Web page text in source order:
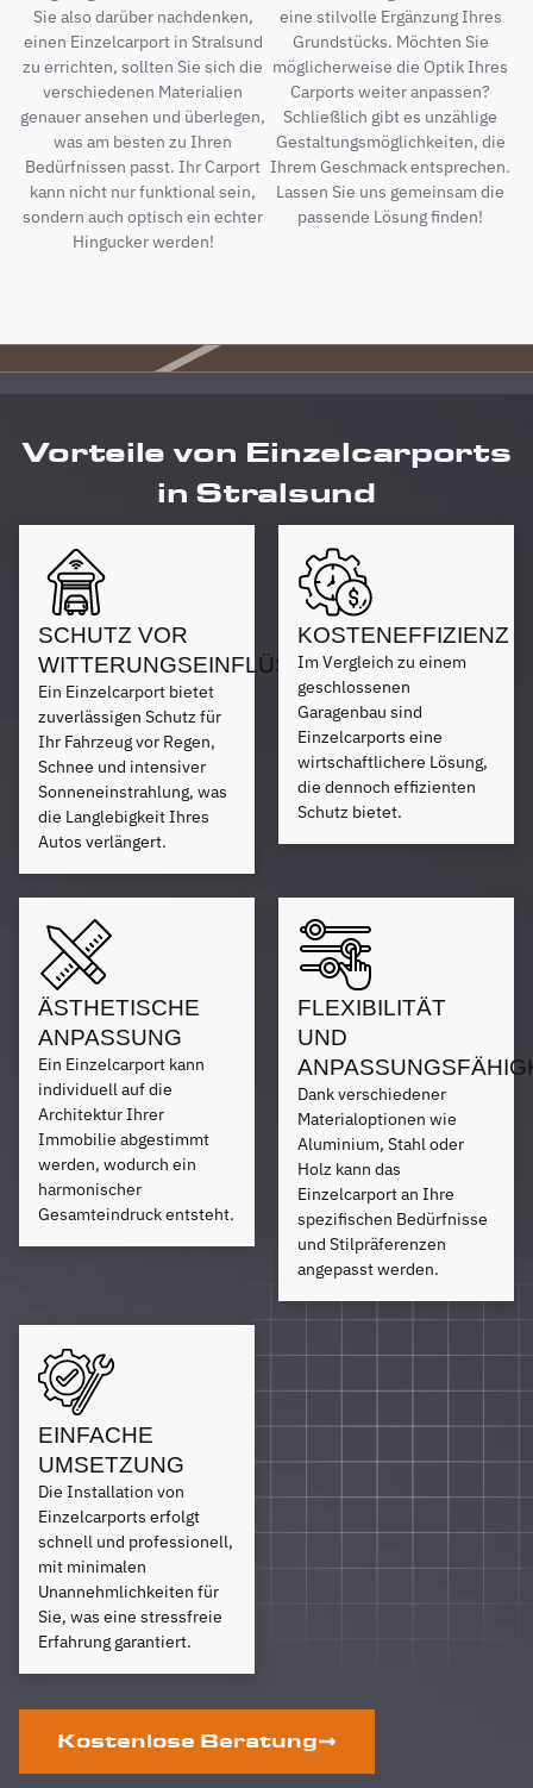
Sie also darüber nachdenken,
einen Einzelcarport in Stralsund
zu errichten, sollten Sie sich die
verschiedenen Materialien
genauer ansehen und überlegen,
was am besten zu Ihren
Bedürfnissen passt. Ihr Carport
kann nicht nur funktional sein,
sondern auch optisch ein echter
Hingucker werden!
eine stilvolle Ergänzung Ihres
Grundstücks. Möchten Sie
möglicherweise die Optik Ihres
Carports weiter anpassen?
Schließlich gibt es unzählige
Gestaltungsmöglichkeiten, die
Ihrem Geschmack entsprechen.
Lassen Sie uns gemeinsam die
passende Lösung finden!
Vorteile von Einzelcarports
in Stralsund
SCHUTZ VOR
WITTERUNGSEINFLÜSSEN
Ein Einzelcarport bietet
zuverlässigen Schutz für
Ihr Fahrzeug vor Regen,
Schnee und intensiver
Sonneneinstrahlung, was
die Langlebigkeit Ihres
Autos verlängert.
KOSTENEFFIZIENZ
Im Vergleich zu einem
geschlossenen
Garagenbau sind
Einzelcarports eine
wirtschaftlichere Lösung,
die dennoch effizienten
Schutz bietet.
ÄSTHETISCHE
ANPASSUNG
Ein Einzelcarport kann
individuell auf die
Architektur Ihrer
Immobilie abgestimmt
werden, wodurch ein
harmonischer
Gesamteindruck entsteht.
FLEXIBILITÄT
UND
Dank verschiedener
Materialoptionen wie
Aluminium, Stahl oder
Holz kann das
Einzelcarport an Ihre
spezifischen Bedürfnisse
und Stilpräferenzen
angepasst werden.
EINFACHE
UMSETZUNG
Die Installation von
Einzelcarports erfolgt
schnell und professionell,
mit minimalen
Unannehmlichkeiten für
Sie, was eine stressfreie
Erfahrung garantiert.
Kostenlose Beratung